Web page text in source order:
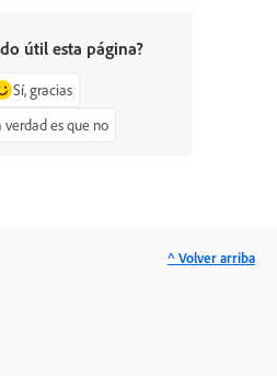
útil esta página?
Sí, gracias
verdad es que no
^ Volver arriba